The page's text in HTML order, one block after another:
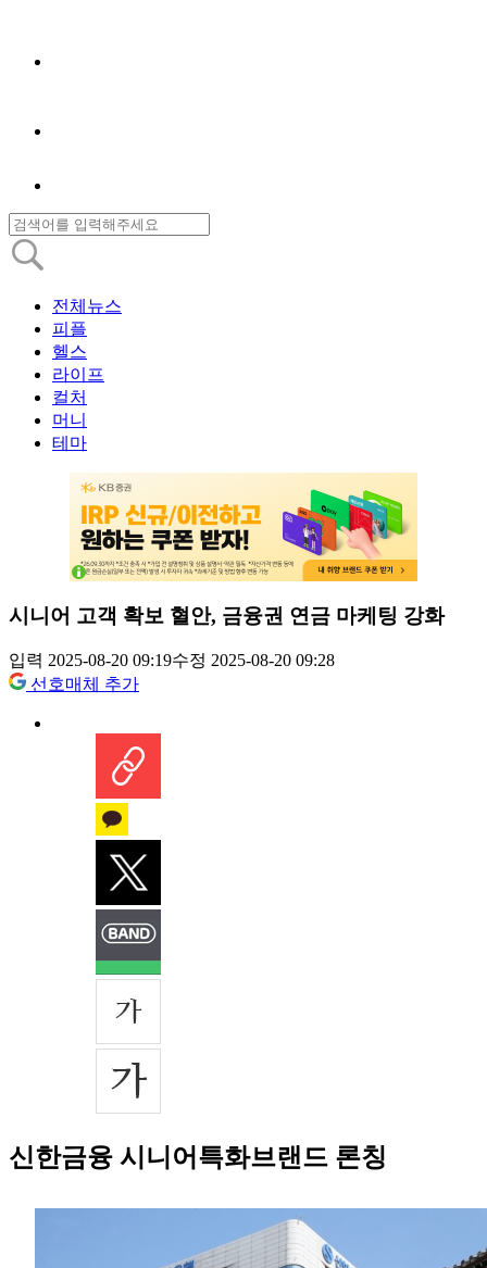
전체뉴스
피플
헬스
라이프
컬처
머니
테마
시니어 고객 확보 혈안, 금융권 연금 마케팅 강화
입력 2025-08-20 09:19수정 2025-08-20 09:28
선호매체 추가
신한금융 시니어특화브랜드 론칭